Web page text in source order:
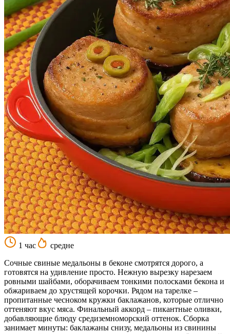
1 час
средне
Сочные свиные медальоны в беконе смотрятся дорого, а
готовятся на удивление просто. Нежную вырезку нарезаем
ровными шайбами, оборачиваем тонкими полосками бекона и
обжариваем до хрустящей корочки. Рядом на тарелке –
пропитанные чесноком кружки баклажанов, которые отлично
оттеняют вкус мяса. Финальный аккорд – пикантные оливки,
добавляющие блюду средиземноморский оттенок. Сборка
занимает минуты: баклажаны снизу, медальоны из свинины